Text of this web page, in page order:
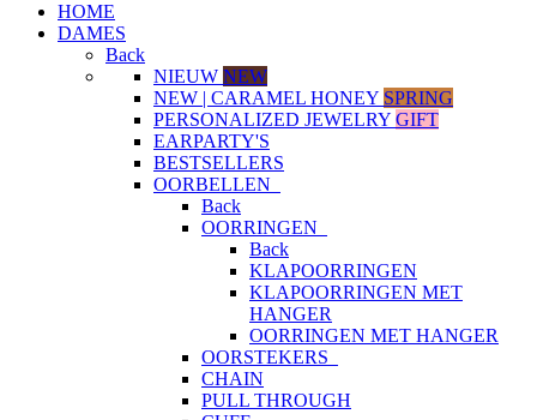
HOME
DAMES
Back
NIEUW NEW
NEW | CARAMEL HONEY SPRING
PERSONALIZED JEWELRY GIFT
EARPARTY'S
BESTSELLERS
OORBELLEN
Back
OORRINGEN
Back
KLAPOORRINGEN
KLAPOORRINGEN MET
HANGER
OORRINGEN MET HANGER
OORSTEKERS
CHAIN
PULL THROUGH